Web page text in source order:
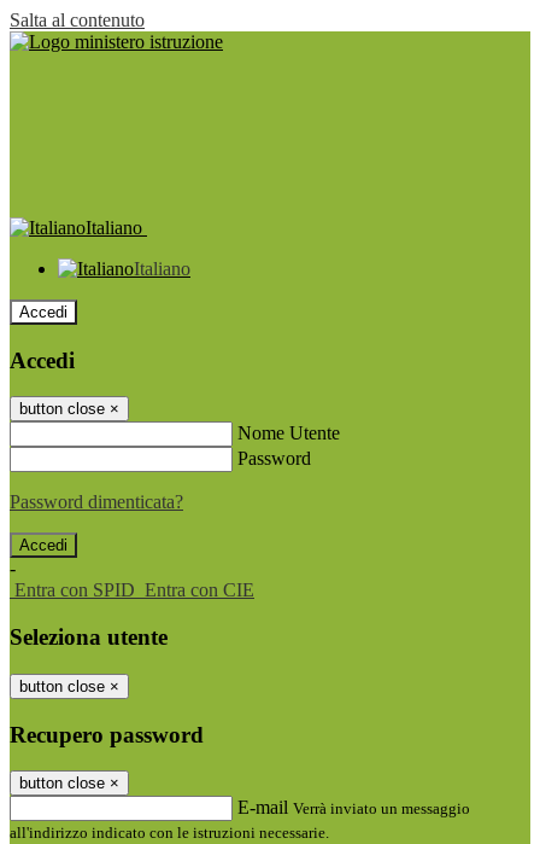
Salta al contenuto
Italiano
Italiano
Accedi
Accedi
button close ×
Nome Utente
Password
Password dimenticata?
-
Entra con SPID Entra con CIE
Seleziona utente
button close ×
Recupero password
button close ×
E-mail Verrà inviato un messaggio
all'indirizzo indicato con le istruzioni necessarie.